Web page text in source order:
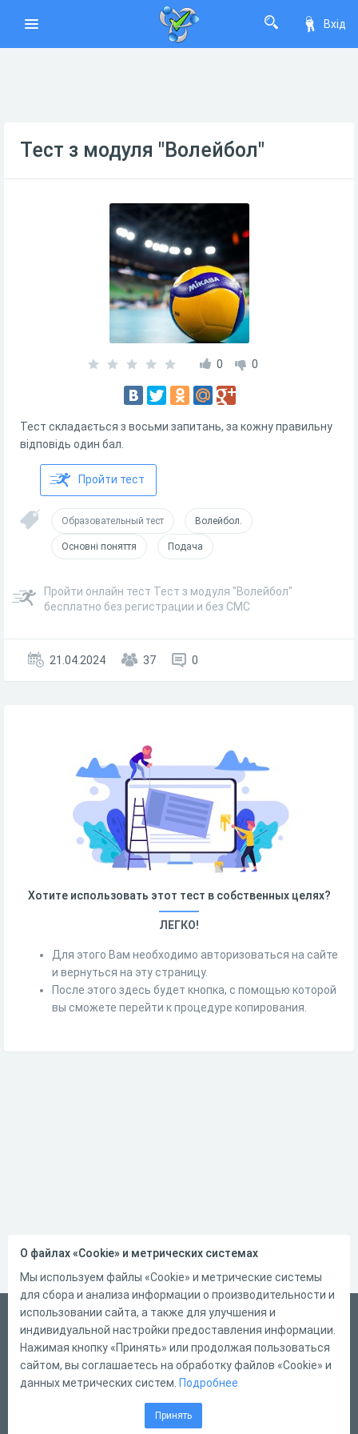
Вхід
Тест з модуля "Волейбол"
0 0
Тест складається з восьми запитань, за кожну правильну
відповідь один бал.
Пройти тест
Образовательный тест Волейбол.
Основні поняття Подача
Пройти онлайн тест Тест з модуля "Волейбол"
бесплатно без регистрации и без СМС
21.04.2024 37 0
Хотите использовать этот тест в собственных целях?
ЛЕГКО!
Для этого Вам необходимо авторизоваться на сайте
и вернуться на эту страницу.
После этого здесь будет кнопка, с помощью которой
вы сможете перейти к процедуре копирования.
Український
Справка
Форма обратной связи
О файлах «Cookie» и метрических системах
Мы используем файлы «Cookie» и метрические системы
для сбора и анализа информации о производительности и
использовании сайта, а также для улучшения и
индивидуальной настройки предоставления информации.
Нажимая кнопку «Принять» или продолжая пользоваться
сайтом, вы соглашаетесь на обработку файлов «Cookie» и
данных метрических систем. Подробнее
Принять